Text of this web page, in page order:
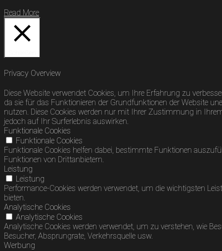
Read More
Privacy Overview
Diese Website verwendet Cookies, um Ihre Erfahrung zu
da sie für das Funktionieren der Grundfunktionen der Website
nutzen. Diese Cookies werden nur mit Ihrer Zustimmung in
jedoch auf Ihr Surferlebnis auswirken.
Funktionale Cookies
Funktionale Cookies
Funktionale Cookies helfen dabei, bestimmte Funktionen
Funktionen von Drittanbietern.
Leistung
Leistung
Performance-Cookies werden verwendet, um die wichtigsten
bieten.
Analytische Cookies
Analytische Cookies
Analytische Cookies werden verwendet, um zu verstehen, wie
Besucher, Absprungrate, Verkehrsquelle usw.
Werbung